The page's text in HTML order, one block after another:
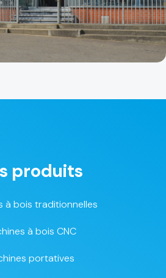
produits
à bois traditionnelles
à bois CNC
portatives